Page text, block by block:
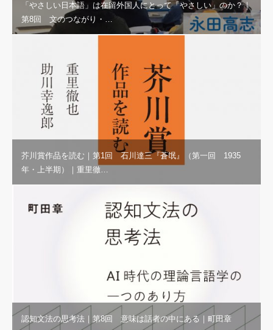
「やさしい日本語」は在留外国人にとって「やさしい」のか？｜
第8回 文のつながり・…
芥川賞作品を読む｜第1回 石川達三『蒼氓』（第一回 1935
年・上半期）｜重里徹…
認知文法の思考法｜第8回 意味は話者の中にある｜町田章